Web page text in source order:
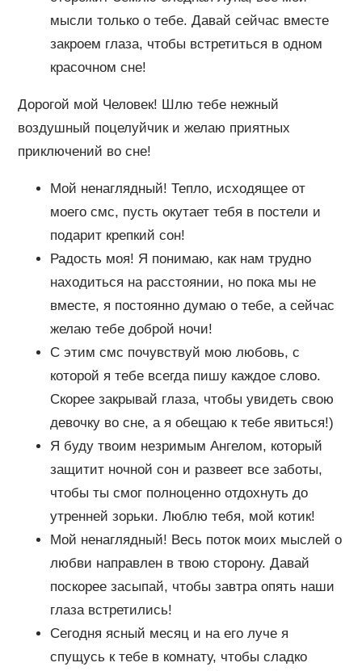
мысли только о тебе. Давай сейчас вместе
закроем глаза, чтобы встретиться в одном
красочном сне!
Дорогой мой Человек! Шлю тебе нежный
воздушный поцелуйчик и желаю приятных
приключений во сне!
Мой ненаглядный! Тепло, исходящее от
моего смс, пусть окутает тебя в постели и
подарит крепкий сон!
Радость моя! Я понимаю, как нам трудно
находиться на расстоянии, но пока мы не
вместе, я постоянно думаю о тебе, а сейчас
желаю тебе доброй ночи!
С этим смс почувствуй мою любовь, с
которой я тебе всегда пишу каждое слово.
Скорее закрывай глаза, чтобы увидеть свою
девочку во сне, а я обещаю к тебе явиться!)
Я буду твоим незримым Ангелом, который
защитит ночной сон и развеет все заботы,
чтобы ты смог полноценно отдохнуть до
утренней зорьки. Люблю тебя, мой котик!
Мой ненаглядный! Весь поток моих мыслей о
любви направлен в твою сторону. Давай
поскорее засыпай, чтобы завтра опять наши
глаза встретились!
Сегодня ясный месяц и на его луче я
спущусь к тебе в комнату, чтобы сладко